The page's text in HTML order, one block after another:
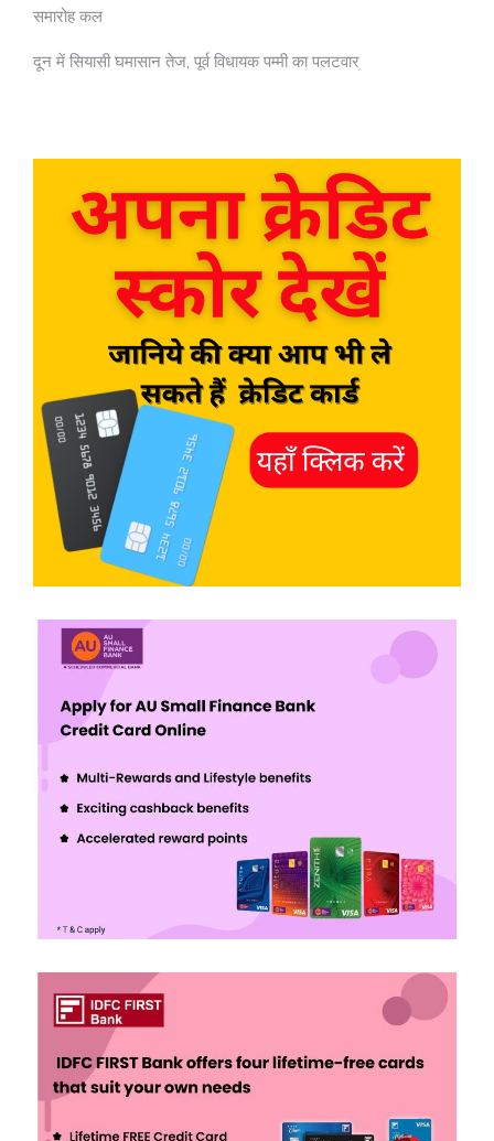
समारोह कल
दून में सियासी घमासान तेज, पूर्व विधायक पम्मी का पलटवार